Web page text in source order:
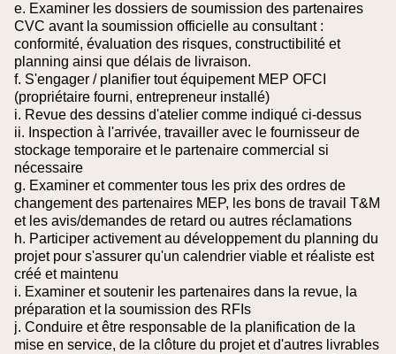
e. Examiner les dossiers de soumission des partenaires
CVC avant la soumission officielle au consultant :
conformité, évaluation des risques, constructibilité et
planning ainsi que délais de livraison.
f. S'engager / planifier tout équipement MEP OFCI
(propriétaire fourni, entrepreneur installé)
i. Revue des dessins d'atelier comme indiqué ci-dessus
ii. Inspection à l'arrivée, travailler avec le fournisseur de
stockage temporaire et le partenaire commercial si
nécessaire
g. Examiner et commenter tous les prix des ordres de
changement des partenaires MEP, les bons de travail T&M
et les avis/demandes de retard ou autres réclamations
h. Participer activement au développement du planning du
projet pour s'assurer qu'un calendrier viable et réaliste est
créé et maintenu
i. Examiner et soutenir les partenaires dans la revue, la
préparation et la soumission des RFIs
j. Conduire et être responsable de la planification de la
mise en service, de la clôture du projet et d'autres livrables